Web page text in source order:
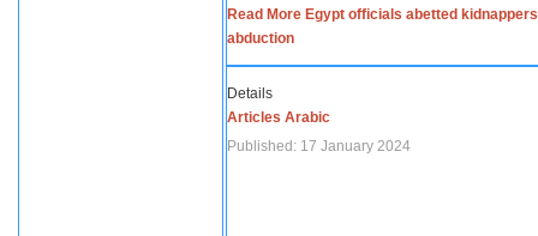
Read More Egypt officials abetted
abduction
Details
Articles Arabic
Published: 17 January 2024